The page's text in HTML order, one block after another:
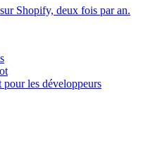
Shopify, deux fois par an.
les développeurs